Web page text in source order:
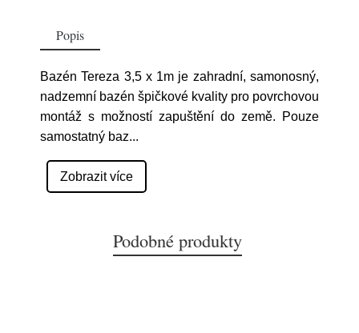
Popis
Bazén Tereza 3,5 x 1m je zahradní, samonosný,
nadzemní bazén špičkové kvality pro povrchovou
montáž s možností zapuštění do země. Pouze
samostatný baz...
Zobrazit více
Podobné produkty